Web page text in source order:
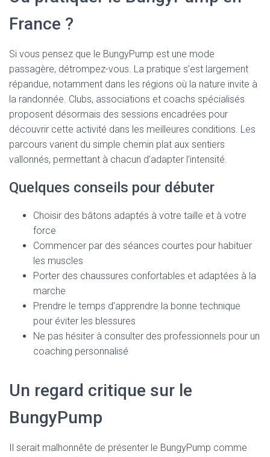
France ?
Si vous pensez que le BungyPump est une mode
passagère, détrompez-vous. La pratique s’est largement
répandue, notamment dans les régions où la nature invite à
la randonnée. Clubs, associations et coachs spécialisés
proposent désormais des sessions encadrées pour
découvrir cette activité dans les meilleures conditions. Les
parcours varient du simple chemin plat aux sentiers
vallonnés, permettant à chacun d’adapter l’intensité.
Quelques conseils pour débuter
Choisir des bâtons adaptés à votre taille et à votre
force
Commencer par des séances courtes pour habituer
les muscles
Porter des chaussures confortables et adaptées à la
marche
Prendre le temps d’apprendre la bonne technique
pour éviter les blessures
Ne pas hésiter à consulter des professionnels pour un
coaching personnalisé
Un regard critique sur le
BungyPump
Il serait malhonnête de présenter le BungyPump comme